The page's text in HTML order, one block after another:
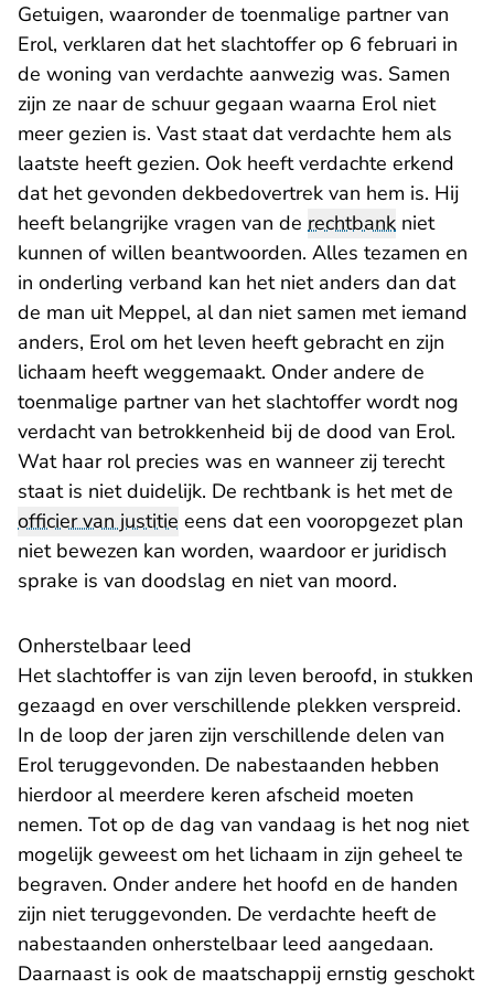
Getuigen, waaronder de toenmalige partner van
Erol, verklaren dat het slachtoffer op 6 februari in
de woning van verdachte aanwezig was. Samen
zijn ze naar de schuur gegaan waarna Erol niet
meer gezien is. Vast staat dat verdachte hem als
laatste heeft gezien. Ook heeft verdachte erkend
dat het gevonden dekbedovertrek van hem is. Hij
heeft belangrijke vragen van de rechtbank niet
kunnen of willen beantwoorden. Alles tezamen en
in onderling verband kan het niet anders dan dat
de man uit Meppel, al dan niet samen met iemand
anders, Erol om het leven heeft gebracht en zijn
lichaam heeft weggemaakt. Onder andere de
toenmalige partner van het slachtoffer wordt nog
verdacht van betrokkenheid bij de dood van Erol.
Wat haar rol precies was en wanneer zij terecht
staat is niet duidelijk. De rechtbank is het met de
officier van justitie eens dat een vooropgezet plan
niet bewezen kan worden, waardoor er juridisch
sprake is van doodslag en niet van moord.
Onherstelbaar leed
Het slachtoffer is van zijn leven beroofd, in stukken
gezaagd en over verschillende plekken verspreid.
In de loop der jaren zijn verschillende delen van
Erol teruggevonden. De nabestaanden hebben
hierdoor al meerdere keren afscheid moeten
nemen. Tot op de dag van vandaag is het nog niet
mogelijk geweest om het lichaam in zijn geheel te
begraven. Onder andere het hoofd en de handen
zijn niet teruggevonden. De verdachte heeft de
nabestaanden onherstelbaar leed aangedaan.
Daarnaast is ook de maatschappij ernstig geschokt